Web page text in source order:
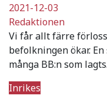
2021-12-03
Redaktionen
Vi får allt färre
befolkningen ökar.
många BB:n som
Inrikes